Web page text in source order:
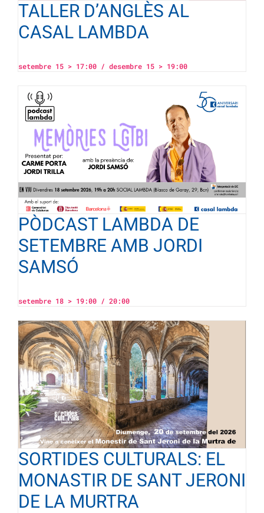
TALLER D’ANGLÈS AL
CASAL LAMBDA
setembre 15 > 17:00/ desembre 15 > 19:00
PÒDCAST LAMBDA DE
SETEMBRE AMB JORDI
SAMSÓ
setembre 18 > 19:00/ 20:00
SORTIDES CULTURALS: EL
MONASTIR DE SANT JERONI
DE LA MURTRA